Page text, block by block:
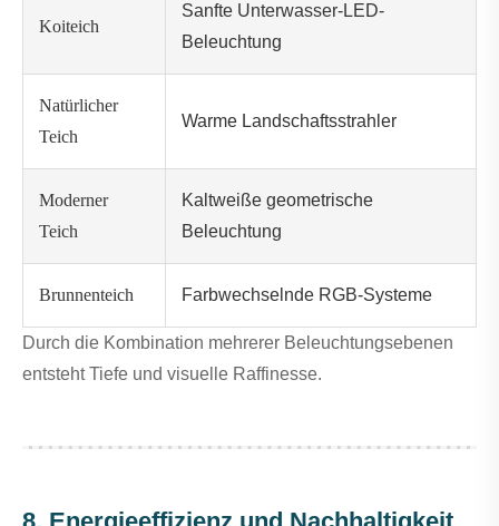
Koiteich
Sanfte Unterwasser-LED-
Beleuchtung
Natürlicher
Teich
Warme Landschaftsstrahler
Moderner
Teich
Kaltweiße geometrische
Beleuchtung
Brunnenteich Farbwechselnde RGB-Systeme
Durch die Kombination mehrerer Beleuchtungsebenen
entsteht Tiefe und visuelle Raffinesse.